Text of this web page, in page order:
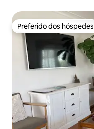
Preferido dos hóspedes
Preferido dos hóspedes